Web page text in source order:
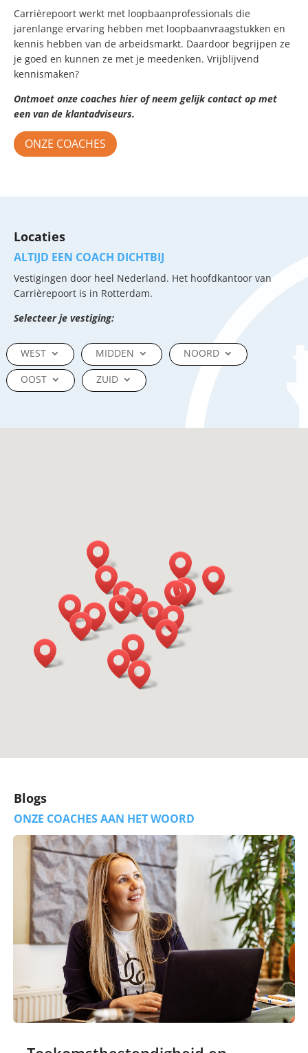
Carrièrepoort werkt met loopbaanprofessionals die
jarenlange ervaring hebben met loopbaanvraagstukken en
kennis hebben van de arbeidsmarkt. Daardoor begrijpen ze
je goed en kunnen ze met je meedenken. Vrijblijvend
kennismaken?
Ontmoet onze coaches hier of neem gelijk contact op met
een van de klantadviseurs.
ONZE COACHES
Locaties
ALTIJD EEN COACH DICHTBIJ
Vestigingen door heel Nederland. Het hoofdkantoor van
Carrièrepoort is in Rotterdam.
Selecteer je vestiging:
WEST MIDDEN
NOORD
OOST
ZUID
Blogs
ONZE COACHES AAN HET WOORD